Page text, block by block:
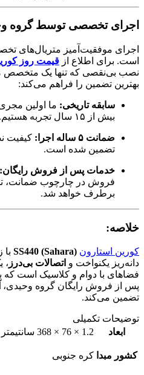
اجرای تخصصی توسط گروه
اجرای موفقیت‌آمیز متریال‌های
است. برای اطلاع از قیمت روز
نصب بی‌نقصی که تنها یک متخصص
بهترین تضمین را فراهم می‌کند:
سابقه تاریخی: ما اولین
بیش از ۱۵ سال تجربه هستیم.
ضمانت ۵ ساله اجرا:
تضمین شده است.
خدمات پس از فروش رایگان:
فروش در چارچوب ضمانت،
برطرف خواهد شد.
خلاصه:
کورین استارون SS440 (Sahara)
دانه‌ریز یکنواخت و اتصالات بی‌درز ،
پس از فروش رایگان گروه وحیدی،
تضمین می‌کند.
توضیحات تکمیلی
ابعاد
1.2 × 76 × 368 سانتیمتر
کشور مبدا کره جنوبی